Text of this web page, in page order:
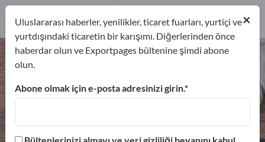
Çim traktörleri – üreticileri ve
1
Üreticiler
×
Uluslararası haberler, yenilikler, ticaret fuarları, yurtiçi ve
yurtdışındaki ticaretin bir karışımı. Diğerlerinden önce
haberdar olun ve Exportpages bültenine şimdi abone
olun.
Abone olmak için e-posta adresinizi girin.